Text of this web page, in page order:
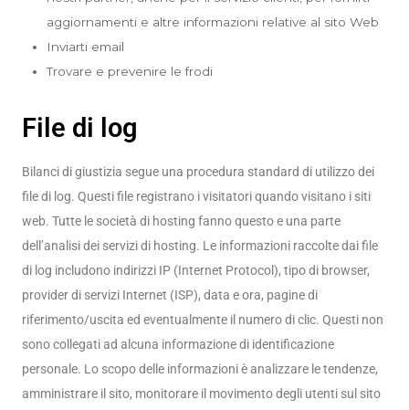
aggiornamenti e altre informazioni relative al sito Web
Inviarti email
Trovare e prevenire le frodi
File di log
Bilanci di giustizia segue una procedura standard di utilizzo dei
file di log. Questi file registrano i visitatori quando visitano i siti
web. Tutte le società di hosting fanno questo e una parte
dell’analisi dei servizi di hosting. Le informazioni raccolte dai file
di log includono indirizzi IP (Internet Protocol), tipo di browser,
provider di servizi Internet (ISP), data e ora, pagine di
riferimento/uscita ed eventualmente il numero di clic. Questi non
sono collegati ad alcuna informazione di identificazione
personale. Lo scopo delle informazioni è analizzare le tendenze,
amministrare il sito, monitorare il movimento degli utenti sul sito